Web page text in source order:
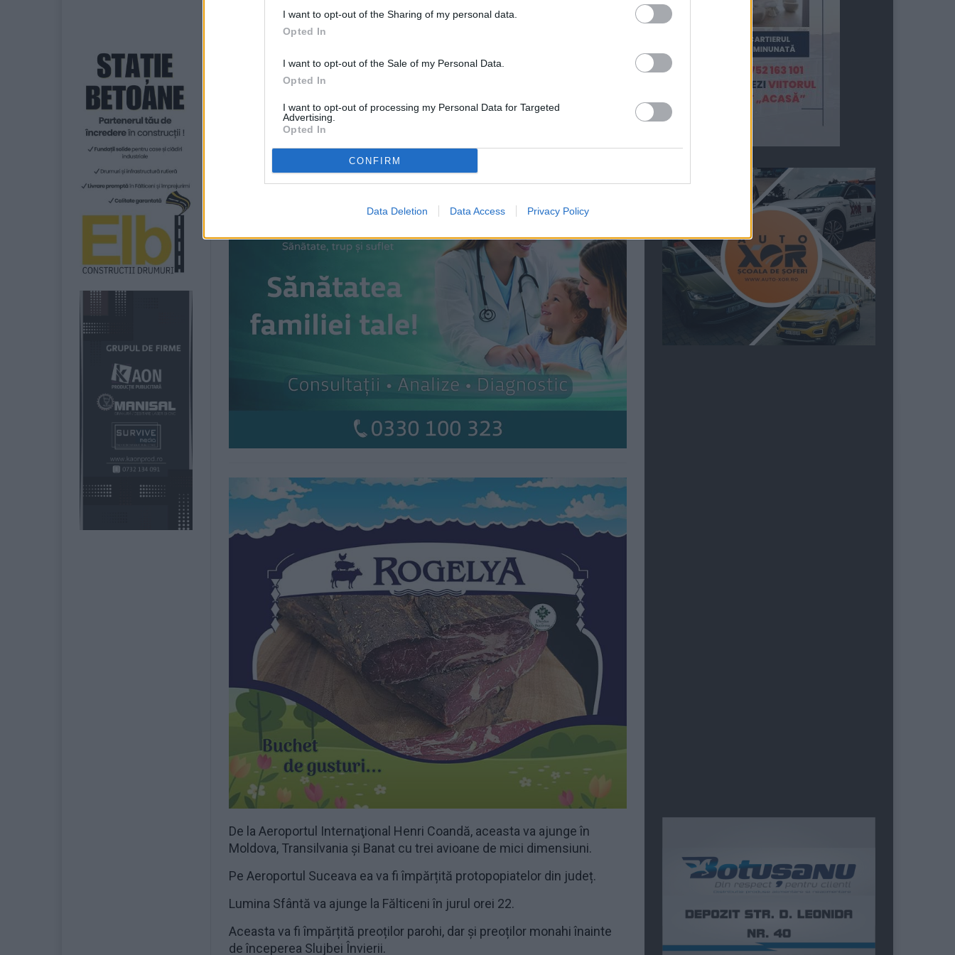
I want to opt-out of the Sharing of my personal data.
Opted In
I want to opt-out of the Sale of my Personal Data.
Opted In
I want to opt-out of processing my Personal Data for Targeted
Advertising.
Opted In
CONFIRM
Data Deletion Data Access Privacy Policy
Lumina de la Ierusalim va fi adusă în România, în seara zilei de
Teofil Anăstăsoaie, Superiorul Așezămintelor Patriarhiei Române la
Locurile Sfinte.
Ea va fi oferită, ca întotdeauna, delegaţilor eparhiilor Patriarhiei Române
prezenți la Aeroportul Internaţional „Otopeni”.
De la Aeroportul Internaţional Henri Coandă, aceasta va ajunge în
Moldova, Transilvania şi Banat cu trei avioane de mici dimensiuni.
Pe Aeroportul Suceava ea va fi împărțită protopopiatelor din județ.
Lumina Sfântă va ajunge la Fălticeni în jurul orei 22.
Aceasta va fi împărțită preoților parohi, dar și preoților monahi înainte
de începerea Slujbei Învierii.